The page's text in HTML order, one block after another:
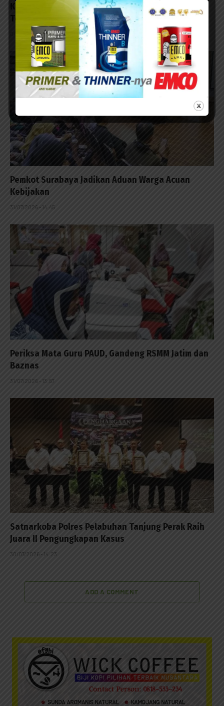
Kontraktor Diminta Tanggung Biayai Warga
04/08/2026 - 13:53
Pemkot Surabaya Jadikan Aduan Warga Acuan
Kebijakan
31/07/2026 - 14:45
Periksa Mata Guru PAUD, Gandeng RSMM Jatim dan
Baznas
31/07/2026 - 13:57
Satnarkoba Polres Pelabuhan Tanjung Perak Raih
Juara II Pengungkapan Kasus
30/07/2026 - 14:23
ADD A COMMENT